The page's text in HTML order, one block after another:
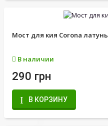
Мост для кия Corona латунь
В наличии
290 грн
В КОРЗИНУ